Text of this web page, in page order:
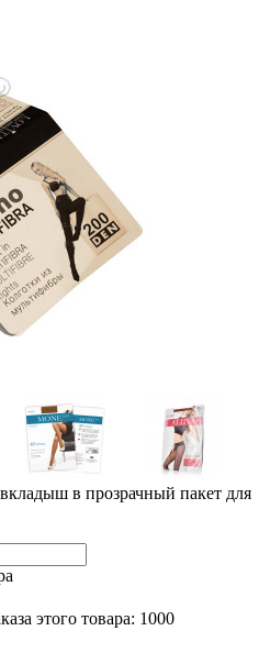
в прозрачный пакет для
этого товара: 1000